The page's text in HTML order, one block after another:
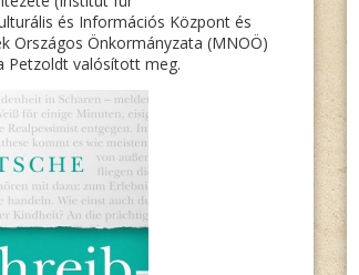
NYELVJÁRÁS
és Információs Központ és
Országos Önkormányzata (MNOÖ)
Petzoldt valósított meg.